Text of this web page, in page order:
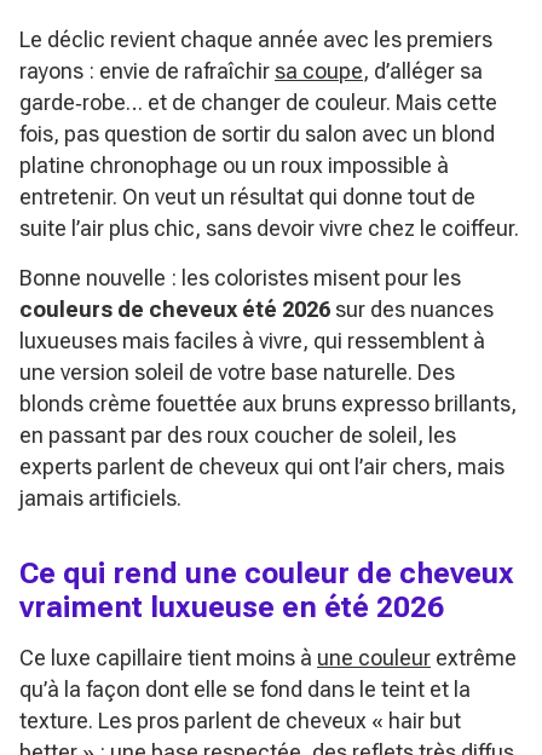
Le déclic revient chaque année avec les premiers
rayons : envie de rafraîchir sa coupe, d’alléger sa
garde‑robe… et de changer de couleur. Mais cette
fois, pas question de sortir du salon avec un blond
platine chronophage ou un roux impossible à
entretenir. On veut un résultat qui donne tout de
suite l’air plus chic, sans devoir vivre chez le coiffeur.
Bonne nouvelle : les coloristes misent pour les
couleurs de cheveux été 2026 sur des nuances
luxueuses mais faciles à vivre, qui ressemblent à
une version soleil de votre base naturelle. Des
blonds crème fouettée aux bruns expresso brillants,
en passant par des roux coucher de soleil, les
experts parlent de cheveux qui ont l’air chers, mais
jamais artificiels.
Ce qui rend une couleur de cheveux
vraiment luxueuse en été 2026
Ce luxe capillaire tient moins à une couleur extrême
qu’à la façon dont elle se fond dans le teint et la
texture. Les pros parlent de cheveux « hair but